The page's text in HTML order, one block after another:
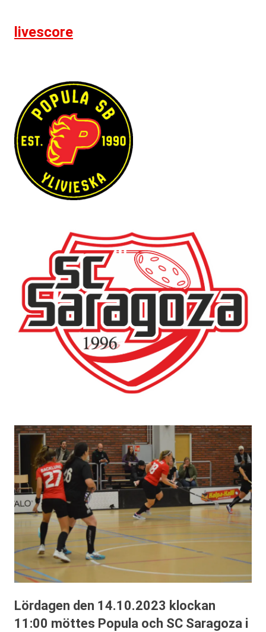
livescore
Lördagen den 14.10.2023 klockan
11:00 möttes Popula och SC Saragoza i